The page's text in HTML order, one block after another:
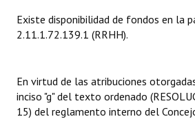
Premio al Mérito - Registro
Mujeres que Dejaron Huellas - Registro
Periodistas Decanos - Registro
Existe disponibilidad de fondos en la
2.11.1.72.139.1 (RRHH).
En virtud de las atribuciones
inciso "g" del texto ordenado
15) del reglamento interno del